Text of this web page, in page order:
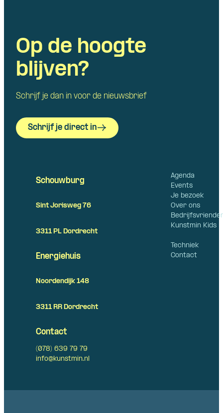
Op de hoogte
blijven?
Schrijf je dan in voor de nieuwsbrief
Schrijf je direct in
Agenda
Events
Je bezoek
Over ons
Kunstmin Kids
Techniek
Contact
Schouwburg
Sint Jorisweg 76
3311 PL Dordrecht
Energiehuis
Noordendijk 148
3311 RR Dordrecht
Contact
(078) 639 79 79
info@kunstmin.nl